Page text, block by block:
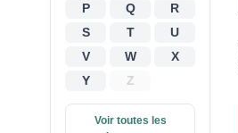
P
Q
R
S
T
U
V
W
X
Y
Z
Voir toutes les